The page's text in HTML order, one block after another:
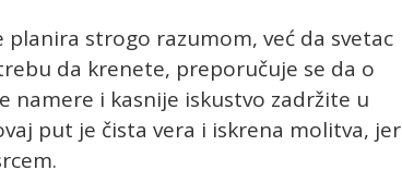
strogo razumom, već da svetac
da krenete, preporučuje se da o
namere i kasnije iskustvo zadržite u
put je čista vera i iskrena molitva, jer